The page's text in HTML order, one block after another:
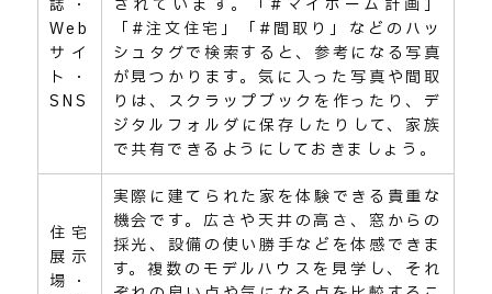
Web
サイ
ト・
SNS
「#注文住宅」「#間取り」などのハッ
シュタグで検索すると、参考になる写真
が見つかります。気に入った写真や間取
りは、スクラップブックを作ったり、デ
ジタルフォルダに保存したりして、家族
で共有できるようにしておきましょう。
住宅
展示
場・
実際に建てられた家を体験できる貴重な
機会です。広さや天井の高さ、窓からの
採光、設備の使い勝手などを体感できま
す。複数のモデルハウスを見学し、それ